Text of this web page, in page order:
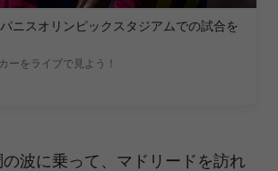
ニスオリンピックスタジアムでの試合を
ーをライブで見よう！
波に乗って、マドリードを訪れ